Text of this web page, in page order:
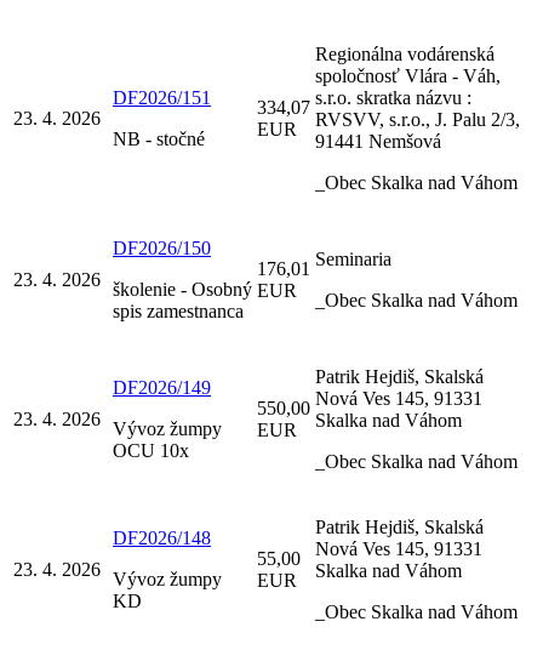
23. 4. 2026
DF2026/151
NB - stočné
334,07
EUR
Regionálna vodárenská
spoločnosť Vlára - Váh,
s.r.o. skratka názvu :
RVSVV, s.r.o., J. Palu 2/3,
91441 Nemšová
_Obec Skalka nad Váhom
23. 4. 2026
DF2026/150
školenie - Osobný
spis zamestnanca
176,01
EUR
Seminaria
_Obec Skalka nad Váhom
23. 4. 2026
DF2026/149
Vývoz žumpy
OCU 10x
550,00
EUR
Patrik Hejdiš, Skalská
Nová Ves 145, 91331
Skalka nad Váhom
_Obec Skalka nad Váhom
23. 4. 2026
DF2026/148
Vývoz žumpy
KD
55,00
EUR
Patrik Hejdiš, Skalská
Nová Ves 145, 91331
Skalka nad Váhom
_Obec Skalka nad Váhom